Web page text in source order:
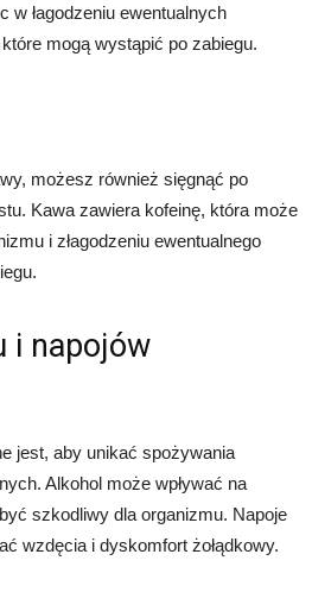
w łagodzeniu ewentualnych
mogą wystąpić po zabiegu.
możesz również sięgnąć po
Kawa zawiera kofeinę, która może
i złagodzeniu ewentualnego
i napojów
jest, aby unikać spożywania
Alkohol może wpływać na
szkodliwy dla organizmu. Napoje
wzdęcia i dyskomfort żołądkowy.